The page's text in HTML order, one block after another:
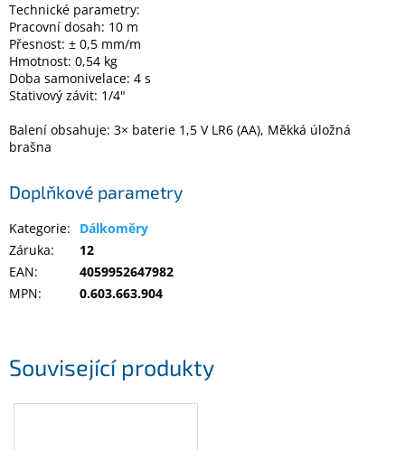
Sestavy
počítačů
Inpraise
Kamerové
systémy
Přihlášení
Související produkty
Technické parametry:
Pracovní dosah: 10 m
Přesnost: ± 0,5 mm/m
Hmotnost: 0,54 kg
Doba samonivelace: 4 s
Stativový závit: 1/4"
Balení obsahuje: 3× baterie 1,5 V LR6 (AA), Měkká úložná
brašna
Doplňkové parametry
Kategorie:
Dálkoměry
Záruka:
12
EAN:
4059952647982
MPN: 0.603.663.904